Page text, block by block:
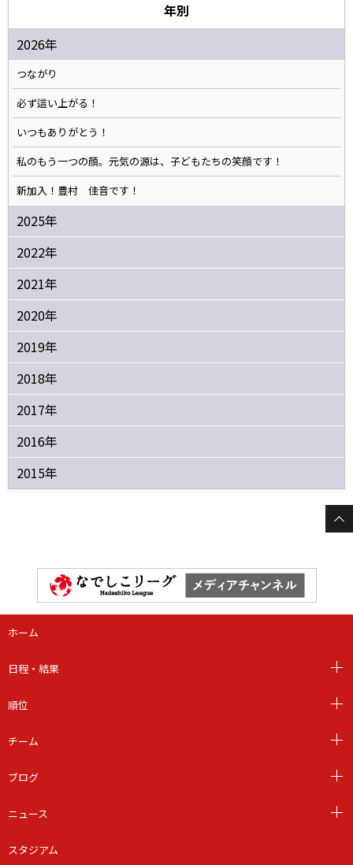
年別
2026年
つながり
必ず這い上がる！
いつもありがとう！
私のもう一つの顔。元気の源は、子どもたちの笑顔です！
新加入！豊村 佳音です！
2025年
2022年
2021年
2020年
2019年
2018年
2017年
2016年
2015年
ホーム
日程・結果
順位
チーム
ブログ
ニュース
スタジアム